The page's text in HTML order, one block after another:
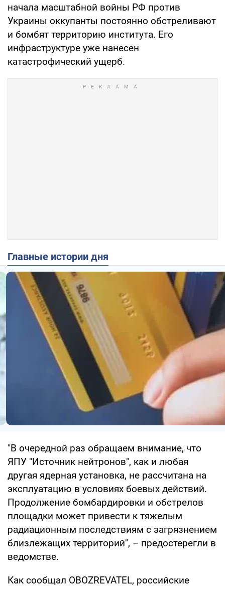
начала масштабной войны РФ против
Украины оккупанты постоянно обстреливают
и бомбят территорию института. Его
инфраструктуре уже нанесен
катастрофический ущерб.
Главные истории дня
"В очередной раз обращаем внимание, что
ЯПУ "Источник нейтронов", как и любая
другая ядерная установка, не рассчитана на
эксплуатацию в условиях боевых действий.
Продолжение бомбардировки и обстрелов
площадки может привести к тяжелым
радиационным последствиям с загрязнением
близлежащих территорий", – предостерегли в
ведомстве.
Как сообщал OBOZREVATEL, российские